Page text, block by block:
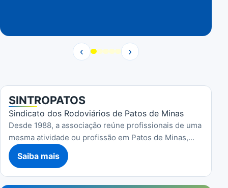
‹ ›
SINTROPATOS
Sindicato dos Rodoviários de Patos de Minas
Desde 1988, a associação reúne profissionais de uma
mesma atividade ou profissão em Patos de Minas,...
Saiba mais